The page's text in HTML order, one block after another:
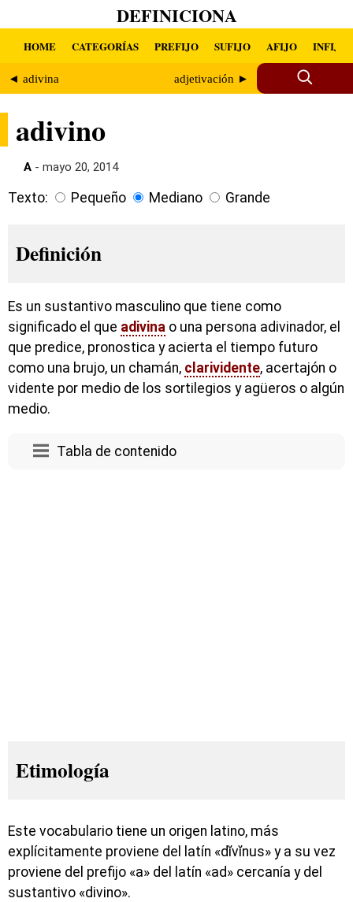
DEFINICIONA
HOME CATEGORÍAS PREFIJO SUFIJO AFIJO INFIJO
◄ adivina adjetivación ►
adivino
A - mayo 20, 2014
Texto: Pequeño Mediano Grande
Definición
Es un sustantivo masculino que tiene como
significado el que adivina o una persona adivinador, el
que predice, pronostica y acierta el tiempo futuro
como una brujo, un chamán, clarividente, acertajón o
vidente por medio de los sortilegios y agüeros o algún
medio.
Tabla de contenido
Etimología
Este vocabulario tiene un origen latino, más
explícitamente proviene del latín «dĭvĭnus» y a su vez
proviene del prefijo «a» del latín «ad» cercanía y del
sustantivo «divino».